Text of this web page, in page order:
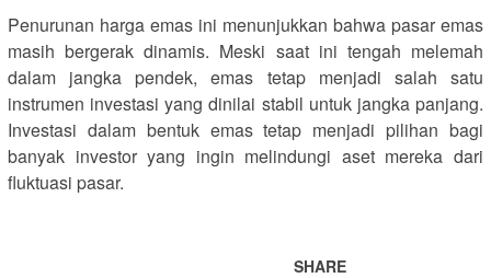
Penurunan harga emas ini menunjukkan bahwa pasar emas
masih bergerak dinamis. Meski saat ini tengah melemah
dalam jangka pendek, emas tetap menjadi salah satu
instrumen investasi yang dinilai stabil untuk jangka panjang.
Investasi dalam bentuk emas tetap menjadi pilihan bagi
banyak investor yang ingin melindungi aset mereka dari
fluktuasi pasar.
SHARE